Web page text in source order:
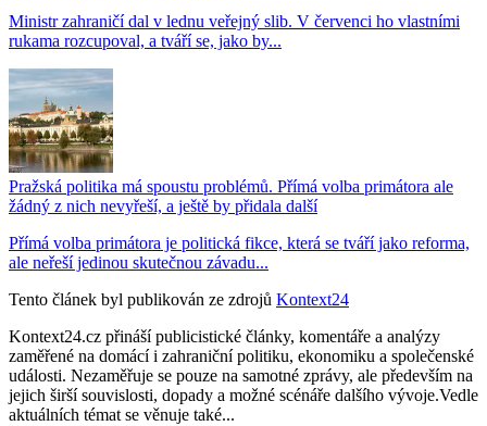
Ministr zahraničí dal v lednu veřejný slib. V červenci ho vlastními
rukama rozcupoval, a tváří se, jako by...
Pražská politika má spoustu problémů. Přímá volba primátora ale
žádný z nich nevyřeší, a ještě by přidala další
Přímá volba primátora je politická fikce, která se tváří jako reforma,
ale neřeší jedinou skutečnou závadu...
Tento článek byl publikován ze zdrojů Kontext24
Kontext24.cz přináší publicistické články, komentáře a analýzy
zaměřené na domácí i zahraniční politiku, ekonomiku a společenské
události. Nezaměřuje se pouze na samotné zprávy, ale především na
jejich širší souvislosti, dopady a možné scénáře dalšího vývoje.Vedle
aktuálních témat se věnuje také...